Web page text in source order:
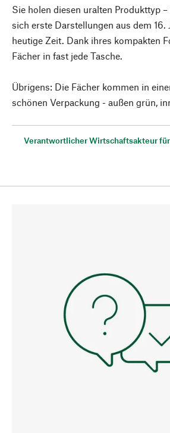
Sie holen diesen uralten Produkttyp
sich erste Darstellungen aus dem 16.
heutige Zeit. Dank ihres kompakten
Fächer in fast jede Tasche.
Übrigens: Die Fächer kommen in
schönen Verpackung - außen grün,
Verantwortlicher Wirtschaftsakteur für